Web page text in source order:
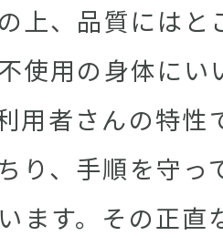
上、品質には
使用の身体にい
用者さんの特性
り、手順を守っ
ます。その正直